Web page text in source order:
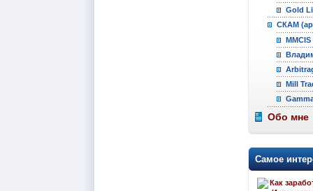
Gold
СКАМ
Mill
Обо мне
Самое